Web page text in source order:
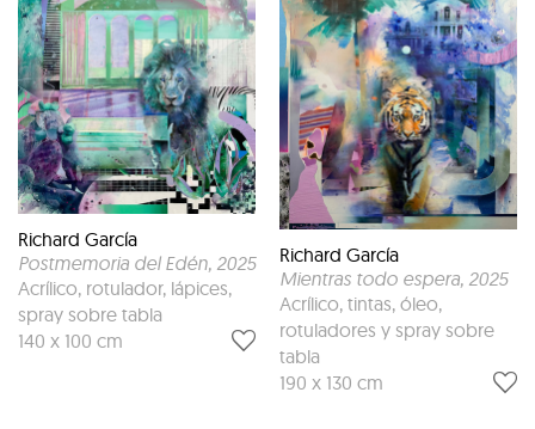
Richard García
Postmemoria del Edén, 2025
Acrílico, rotulador, lápices,
spray sobre tabla
140 x 100 cm
Richard García
Mientras todo espera, 2025
Acrílico, tintas, óleo,
rotuladores y spray sobre
tabla
190 x 130 cm